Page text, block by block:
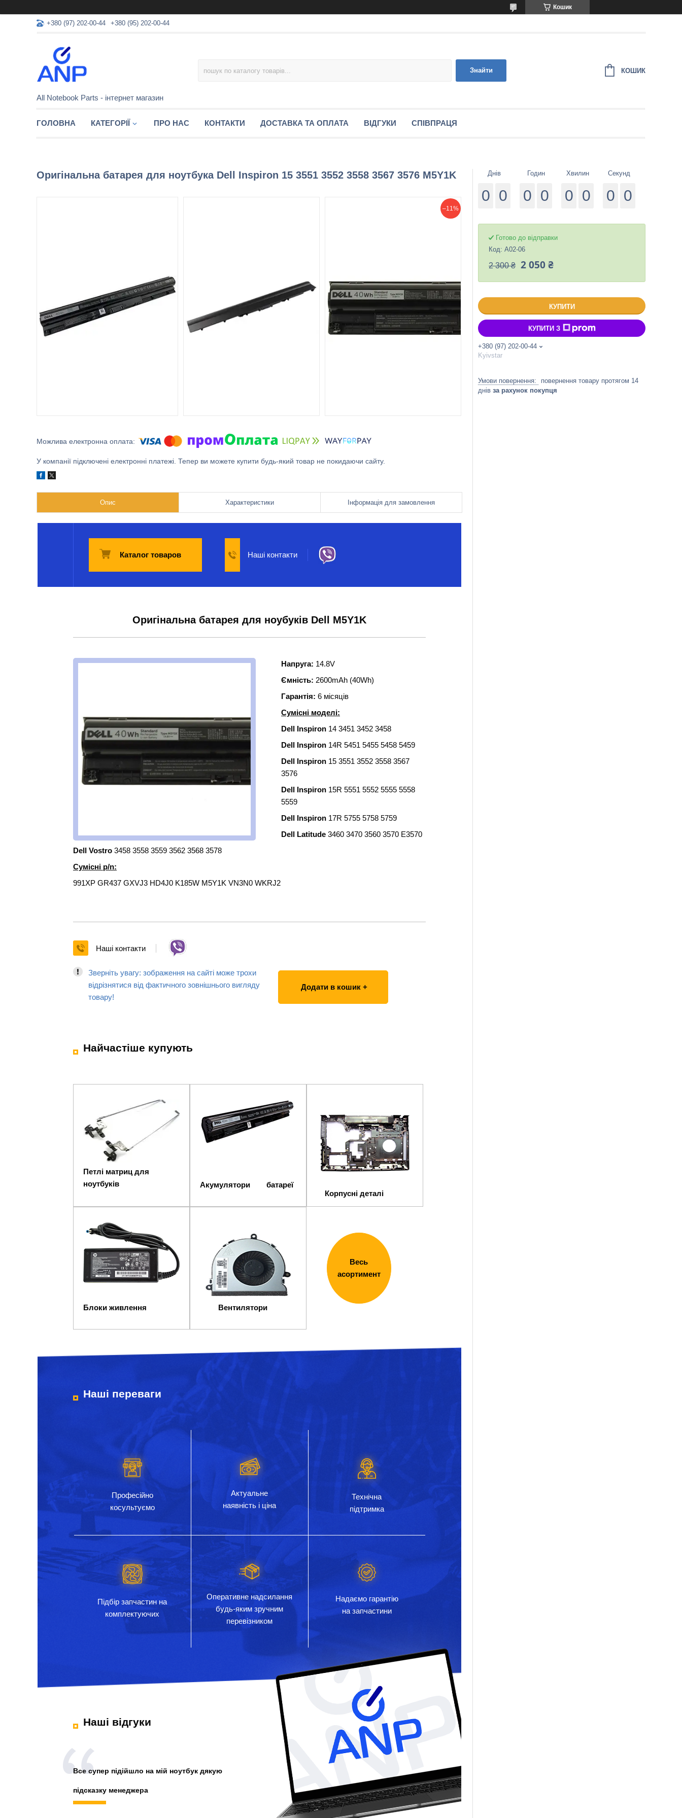
Кошик
+380 (97) 202-00-44 +380 (95) 202-00-44
All Notebook Parts - інтернет магазин
Знайти КОШИК
ГОЛОВНА КАТЕГОРІЇ ПРО НАС КОНТАКТИ ДОСТАВКА ТА ОПЛАТА ВІДГУКИ СПІВПРАЦЯ
Оригінальна батарея для ноутбука Dell Inspiron 15 3551 3552 3558 3567 3576 M5Y1K
–11%
У компанії підключені електронні платежі. Тепер ви можете купити будь-який товар не покидаючи сайту.
Опис Характеристики Інформація для замовлення
Каталог товаров Наші контакти
Оригінальна батарея для ноубуків Dell M5Y1K
Напруга: 14.8V
Ємність: 2600mAh (40Wh)
Гарантія: 6 місяців
Сумісні моделі:
Dell Inspiron 14 3451 3452 3458
Dell Inspiron 14R 5451 5455 5458 5459
Dell Inspiron 15 3551 3552 3558 3567
3576
Dell Inspiron 15R 5551 5552 5555 5558
5559
Dell Inspiron 17R 5755 5758 5759
Dell Latitude 3460 3470 3560 3570 E3570
Dell Vostro 3458 3558 3559 3562 3568 3578
Сумісні p/n:
991XP GR437 GXVJ3 HD4J0 K185W M5Y1K VN3N0 WKRJ2
Наші контакти
Зверніть увагу: зображення на сайті може трохи
відрізнятися від фактичного зовнішнього вигляду
товару!
Додати в кошик +
Найчастіше купують
Петлі матриц для
ноутбуків
Акумулятори батареї
Корпусні деталі
Блоки живлення Вентилятори
Весь
асортимент
Наші переваги
Професійно
косультуємо
Актуальне
наявність і ціна
Технічна
підтримка
Підбір запчастин на
комплектуючих
Оперативне надсилання
будь-яким зручним
перевізником
Надаємо гарантію
на запчастини
Наші відгуки
Все супер підійшло на мій ноутбук дякую
підсказку менеджера
Днів
0 0
Годин
0 0
Хвилин
0 0
Секунд
0 0
Готово до відправки
Код: A02-06
2 300 ₴ 2 050 ₴
КУПИТИ
КУПИТИ З
+380 (97) 202-00-44
Kyivstar
повернення товару протягом 14
днів за рахунок покупця